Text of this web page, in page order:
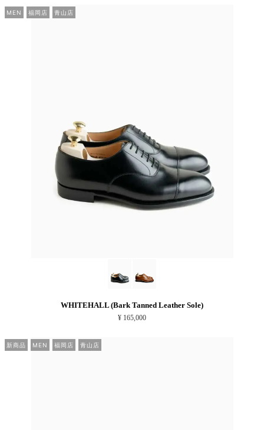
MEN 福岡店 青山店
WHITEHALL (Bark Tanned Leather Sole)
¥ 165,000
新商品 MEN 福岡店 青山店